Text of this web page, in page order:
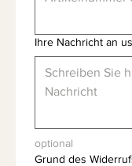
Ihre Nachricht an us
optional
Grund des